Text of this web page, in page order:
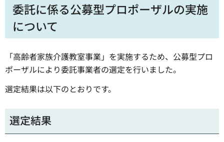
委託に係る公募型プロポーザルの実施
について
「高齢者家族介護教室事業」を実施するため、公募型プロ
ポーザルにより委託事業者の選定を行いました。
選定結果は以下のとおりです。
選定結果